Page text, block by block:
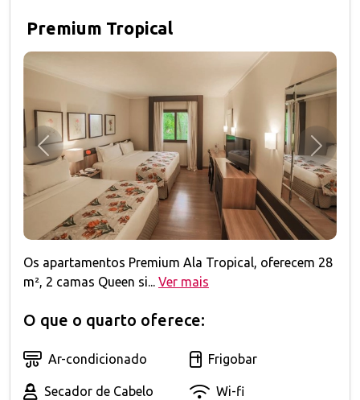
Premium Tropical
Anterior
Os apartamentos Premium Ala Tropical, oferecem 28
m², 2 camas Queen si... Ver mais
O que o quarto oferece:
Ar-condicionado Frigobar
Secador de Cabelo Wi-fi